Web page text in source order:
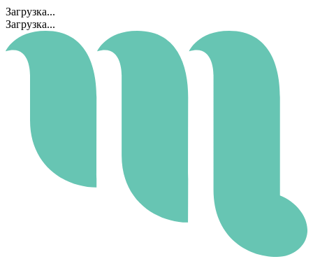
Загрузка...
Загрузка...